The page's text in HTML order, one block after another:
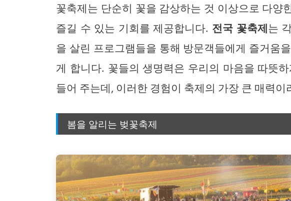
꽃축제는 단순히 꽃을 감상하는 것 이상으로 다양
즐길 수 있는 기회를 제공합니다. 전국 꽃축제는
을 살린 프로그램들을 통해 방문객들에게 즐거움
게 합니다. 꽃들의 생명력은 우리의 마음을 따뜻
들어 주는데, 이러한 경험이 축제의 가장 큰 매력이
봄을 알리는 벚꽃축제